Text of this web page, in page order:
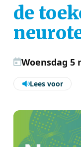
de
Woensdag 5
Lees voor